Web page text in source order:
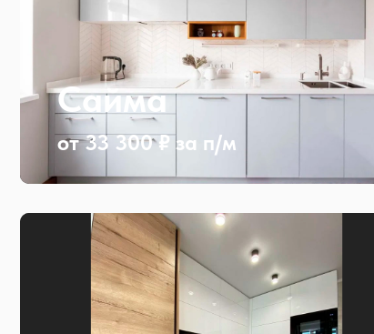
от 33 300 ₽ за п/м
Сайма